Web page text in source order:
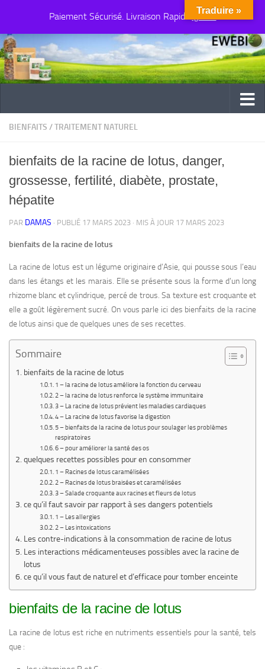
Paiement Sécurisé. Livraison Rapide Ignorer
Au dessous du contenu
BIENFAITS /TRAITEMENT NATUREL
bienfaits de la racine de lotus, danger,
grossesse, fertilité, diabète, prostate,
hépatite
PAR DAMAS · PUBLIÉ 17 MARS 2023 · MIS À JOUR 17 MARS 2023
bienfaits de la racine de lotus
La racine de lotus est un légume originaire d’Asie, qui pousse sous l’eau
dans les étangs et les marais. Elle se présente sous la forme d’un long
rhizome blanc et cylindrique, percé de trous. Sa texture est croquante et
elle a goût légèrement sucré. On vous parle ici des bienfaits de la racine
de lotus ainsi que de quelques unes de ses recettes.
Sommaire
bienfaits de la racine de lotus
1 – la racine de lotus améliore la fonction du cerveau
2 – la racine de lotus renforce le système immunitaire
3 – La racine de lotus prévient les maladies cardiaques
4 – La racine de lotus favorise la digestion
5 – bienfaits de la racine de lotus pour soulager les problèmes
respiratoires
6 – pour améliorer la santé des os
quelques recettes possibles pour en consommer
1 – Racines de lotus caramélisées
2 – Racines de lotus braisées et caramélisées
3 – Salade croquante aux racines et fleurs de lotus
ce qu’il faut savoir par rapport à ses dangers potentiels
1 – Les allergies
2 – Les intoxications
Les contre-indications à la consommation de racine de lotus
Les interactions médicamenteuses possibles avec la racine de
lotus
ce qu’il vous faut de naturel et d’efficace pour tomber enceinte
bienfaits de la racine de lotus
La racine de lotus est riche en nutriments essentiels pour la santé, tels
que :
Traduire »